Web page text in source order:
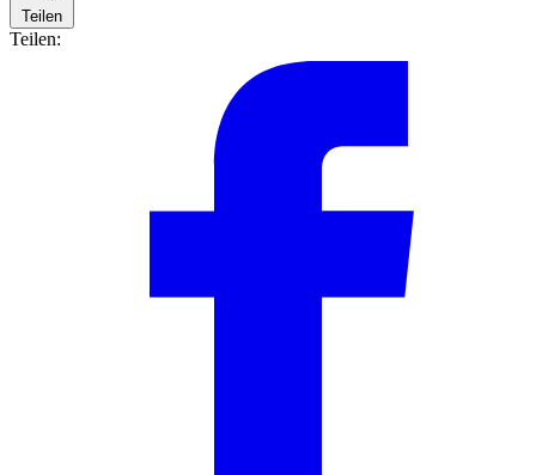
Teilen
Teilen: